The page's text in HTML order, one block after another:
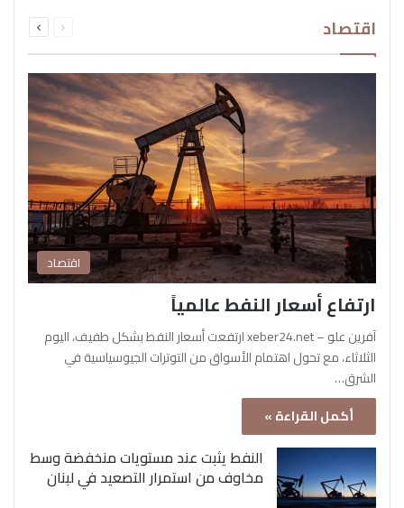
اقتصاد الصفحةالصفحة
اقتصاد
ارتفاع أسعار النفط عالمياً
آفرين علو – xeber24.net ارتفعت أسعار النفط بشكل طفيف، اليوم
الثلاثاء، مع تحول اهتمام الأسواق من التوترات الجيوسياسية في
الشرق…
أكمل القراءة »
النفط يثبت عند مستويات منخفضة وسط
مخاوف من استمرار التصعيد في لبنان